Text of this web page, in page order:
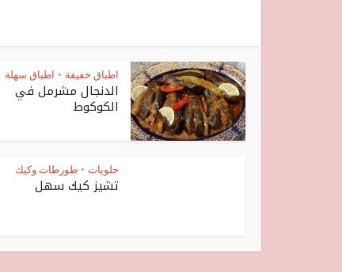
اطباق خفيفة • اطباق سهلة
الدنجال مشرمل في
الكوكوط
حلويات • طورطات وكيك
تشيز كيك سهل